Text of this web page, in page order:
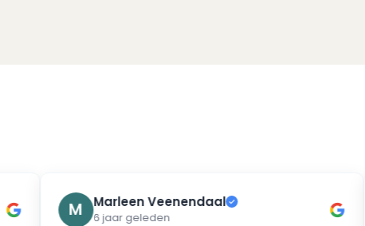
M Marleen Veenendaal ✓
6 jaar geleden